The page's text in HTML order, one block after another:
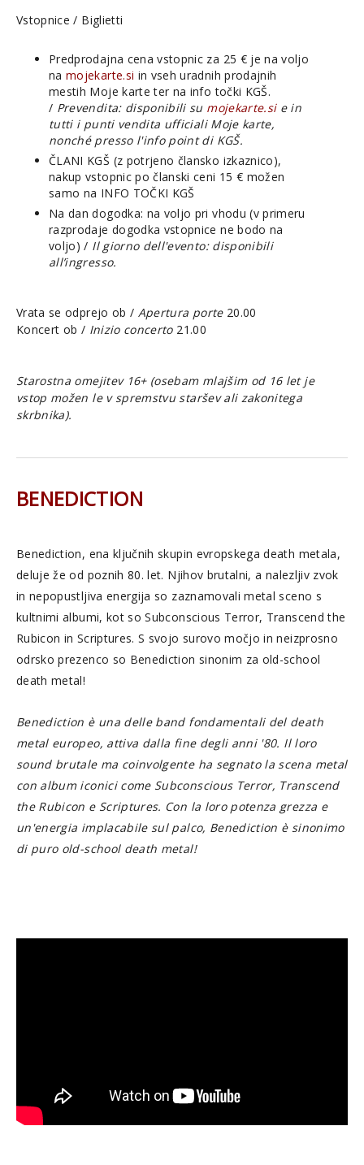
Vstopnice / Biglietti
Predprodajna cena vstopnic za 25 € je na voljo
namojekarte.si in vseh uradnih prodajnih
mestih Moje karte ter na info točki KGŠ.
/ Prevendita: disponibili su mojekarte.sie in
tutti i punti vendita ufficiali Moje karte,
nonché presso l'info point di KGŠ.
ČLANI KGŠ (z potrjeno člansko izkaznico),
nakup vstopnic po članski ceni 15 € možen
samo na INFO TOČKI KGŠ
Na dan dogodka: na voljo pri vhodu (v primeru
razprodaje dogodka vstopnice ne bodo na
voljo) / Il giorno dell'evento: disponibili
all’ingresso.
Vrata se odprejo ob / Apertura porte20.00
Koncert ob / Inizio concerto21.00
Starostna omejitev 16+ (osebam mlajšim od 16 let je
vstop možen le v spremstvu staršev ali zakonitega
skrbnika).
BENEDICTION
Benediction, ena ključnih skupin evropskega death metala,
deluje že od poznih 80. let. Njihov brutalni, a nalezljiv zvok
in nepopustljiva energija so zaznamovali metal sceno s
kultnimi albumi, kot so Subconscious Terror, Transcend the
Rubicon in Scriptures. S svojo surovo močjo in neizprosno
odrsko prezenco so Benediction sinonim za old-school
death metal!
Benediction è una delle band fondamentali del death
metal europeo, attiva dalla fine degli anni '80. Il loro
sound brutale ma coinvolgente ha segnato la scena metal
con album iconici come Subconscious Terror, Transcend
the Rubicon e Scriptures. Con la loro potenza grezza e
un'energia implacabile sul palco, Benediction è sinonimo
di puro old-school death metal!